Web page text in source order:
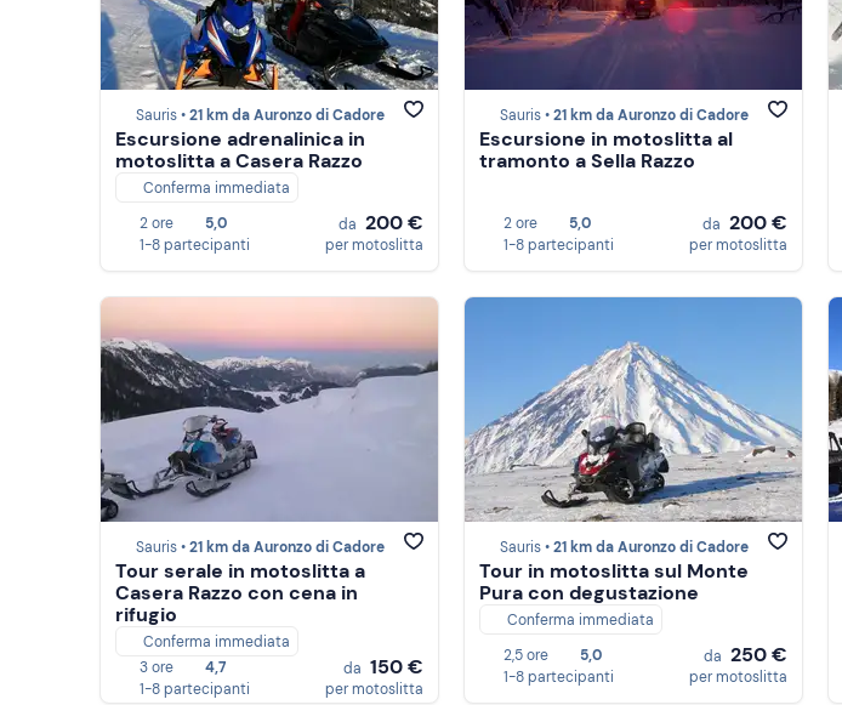
Sauris •21 km da Auronzo di Cadore
Escursione adrenalinica in
motoslitta a Casera Razzo
Conferma immediata
2 ore
5,0
1-8 partecipanti
da 200 €
per motoslitta
Sauris •21 km da Auronzo di Cadore
Escursione in motoslitta al
tramonto a Sella Razzo
2 ore
5,0
1-8 partecipanti
da 200 €
per motoslitta
Sauris •21 km da Auronzo di Cadore
Tour serale in motoslitta a
Casera Razzo con cena in
rifugio
Conferma immediata
3 ore
4,7
1-8 partecipanti
da 150 €
per motoslitta
Sauris •21 km da Auronzo di Cadore
Tour in motoslitta sul Monte
Pura con degustazione
Conferma immediata
2,5 ore
5,0
1-8 partecipanti
da 250 €
per motoslitta